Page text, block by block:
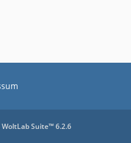
WoltLab Suite™ 6.2.6